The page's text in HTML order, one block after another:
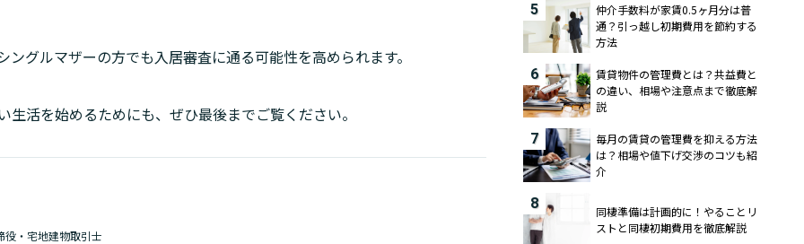
ングルマザーの方でも入居審査に通る可能性を高められます。
生活を始めるためにも、ぜひ最後までご覧ください。
役・宅地建物取引士
5
仲介手数料が家賃0.5ヶ月分は普
通？引っ越し初期費用を節約する
方法
6
賃貸物件の管理費とは？共益費と
の違い、相場や注意点まで徹底解
説
7
毎月の賃貸の管理費を抑える方法
は？相場や値下げ交渉のコツも紹
介
8
同棲準備は計画的に！やることリ
ストと同棲初期費用を徹底解説